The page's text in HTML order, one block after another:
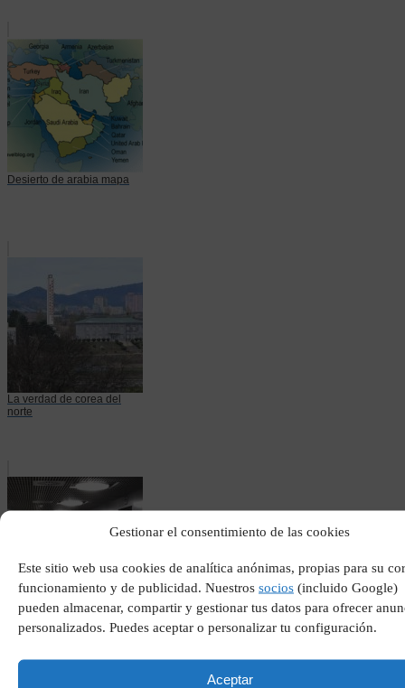
Gestionar el consentimiento de las cookies
Este sitio web usa cookies de analítica anónimas, propias para su
funcionamiento y de publicidad. Nuestros socios (incluido Google)
pueden almacenar, compartir y gestionar tus datos para ofrecer
personalizados. Puedes aceptar o personalizar tu configuración.
Aceptar
Desierto de arabia mapa
La verdad de corea del
norte
Como funciona reserva
parking aena